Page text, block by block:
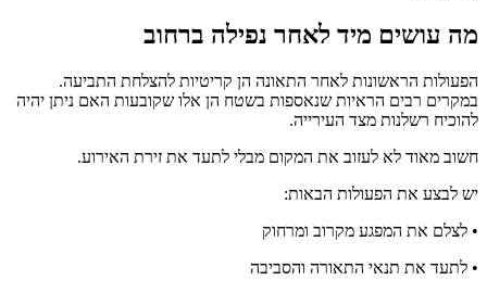
מה עושים מיד לאחר נפילה ברחוב
הפעולות הראשונות לאחר התאונה הן קריטיות להצלחת התביעה.
במקרים רבים הראיות שנאספות בשטח הן אלו שקובעות האם ניתן יהיה
להוכיח רשלנות מצד העירייה.
חשוב מאוד לא לעזוב את המקום מבלי לתעד את זירת האירוע.
יש לבצע את הפעולות הבאות:
• לצלם את המפגע מקרוב ומרחוק
• לתעד את תנאי התאורה והסביבה